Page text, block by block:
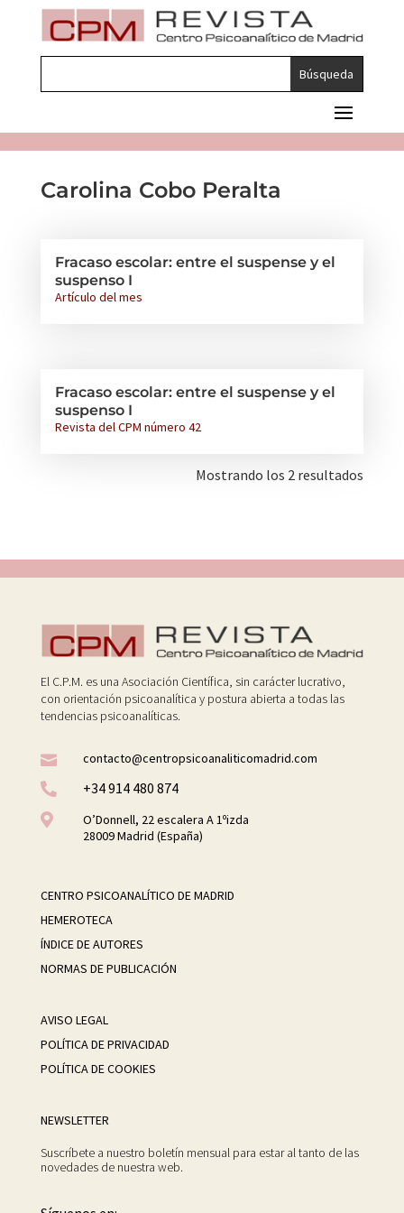
Carolina Cobo Peralta
Fracaso escolar: entre el suspense y el
suspenso I
Artículo del mes
Fracaso escolar: entre el suspense y el
suspenso I
Revista del CPM número 42
Mostrando los 2 resultados
El C.P.M. es una Asociación Científica, sin carácter lucrativo,
con orientación psicoanalítica y postura abierta a todas las
tendencias psicoanalíticas.

contacto@centropsicoanaliticomadrid.com

+34 914 480 874

O’Donnell, 22 escalera A 1ºizda
28009 Madrid (España)
CENTRO PSICOANALÍTICO DE MADRID
HEMEROTECA
ÍNDICE DE AUTORES
NORMAS DE PUBLICACIÓN
AVISO LEGAL
POLÍTICA DE PRIVACIDAD
POLÍTICA DE COOKIES
NEWSLETTER
Suscríbete a nuestro boletín mensual para estar al tanto de las
novedades de nuestra web.